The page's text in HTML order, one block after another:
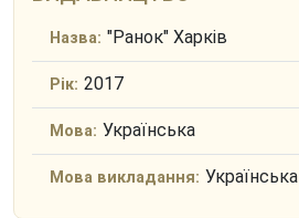
Назва: "Ранок" Харків
Рік: 2017
Мова: Українська
Мова викладання: Українська